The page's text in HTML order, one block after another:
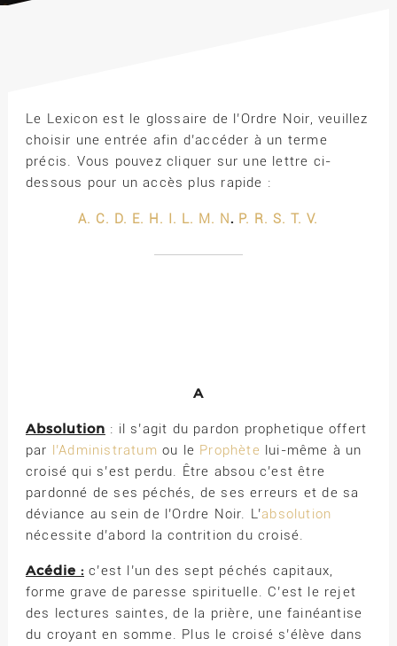
Le Lexicon est le glossaire de l’Ordre Noir, veuillez
choisir une entrée afin d’accéder à un terme
précis. Vous pouvez cliquer sur une lettre ci-
dessous pour un accès plus rapide :
A. C. D. E. H. I. L. M. N P. R. S. T. V.
A
Absolution : il s’agit du pardon prophetique offert
par l’Administratum ou le Prophète lui-même à un
croisé qui s’est perdu. Être absou c’est être
pardonné de ses péchés, de ses erreurs et de sa
déviance au sein de l’Ordre Noir. L’absolution
nécessite d’abord la contrition du croisé.
Acédie :c’est l’un des sept péchés capitaux,
forme grave de paresse spirituelle. C’est le rejet
des lectures saintes, de la prière, une fainéantise
du croyant en somme. Plus le croisé s’élève dans